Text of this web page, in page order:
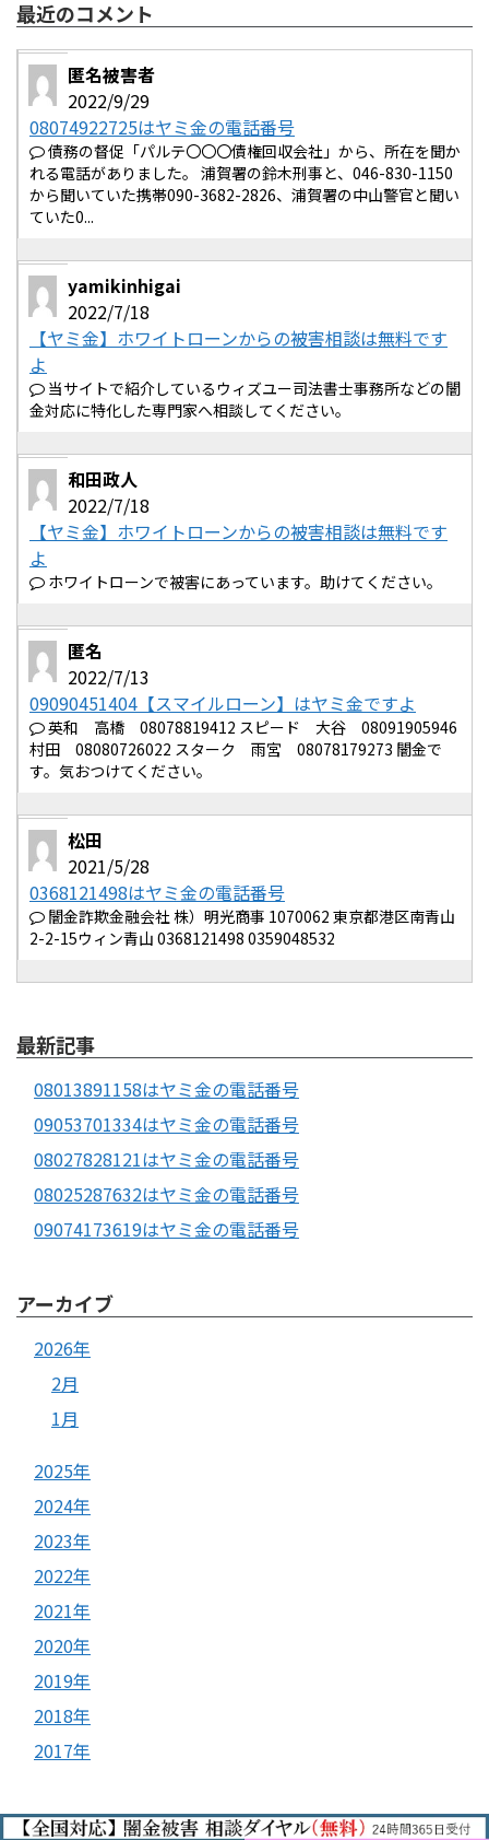
最近のコメント
匿名被害者
2022/9/29
08074922725はヤミ金の電話番号
債務の督促「パルテ〇〇〇債権回収会社」から、所在を聞か
れる電話がありました。 浦賀署の鈴木刑事と、046-830-1150
から聞いていた携帯090-3682-2826、浦賀署の中山警官と聞い
ていた0...
yamikinhigai
2022/7/18
【ヤミ金】ホワイトローンからの被害相談は無料です
よ
当サイトで紹介しているウィズユー司法書士事務所などの闇
金対応に特化した専門家へ相談してください。
和田政人
2022/7/18
【ヤミ金】ホワイトローンからの被害相談は無料です
よ
ホワイトローンで被害にあっています。助けてください。
匿名
2022/7/13
09090451404【スマイルローン】はヤミ金ですよ
英和 高橋 08078819412 スピード 大谷 08091905946
村田 08080726022 スターク 雨宮 08078179273 闇金で
す。気おつけてください。
松田
2021/5/28
0368121498はヤミ金の電話番号
闇金詐欺金融会社 株）明光商事 1070062 東京都港区南青山
2-2-15ウィン青山 0368121498 0359048532
最新記事
08013891158はヤミ金の電話番号
09053701334はヤミ金の電話番号
08027828121はヤミ金の電話番号
08025287632はヤミ金の電話番号
09074173619はヤミ金の電話番号
アーカイブ
2026年
2月
1月
2025年
2024年
2023年
2022年
2021年
2020年
2019年
2018年
2017年